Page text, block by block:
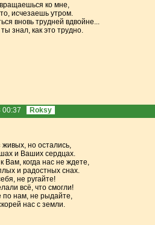
ко мне,
исчезаешь утром.
вновь трудней вдвойне...
знал, как это трудно.
00:37 Roksy
но остались,
и Ваших сердцах.
Вам, когда нас не ждете,
и радостных снах.
не ругайте!
всё, что смогли!
по нам, не рыдайте,
нас с земли.